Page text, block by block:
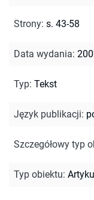
Strony: s. 43-58
Data wydania:
Typ: Tekst
Język publikacji:
Szczegółowy typ
Typ obiektu: